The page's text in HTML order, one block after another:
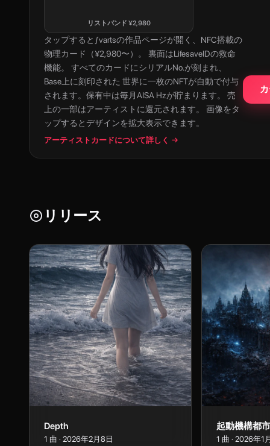
リストバンド ¥2,980
タップすると ∫vartsの作品ページが開く、NFC搭載の
物理カード（¥2,980〜）。 裏面はLifesaveIDの救命
機能。 すべてのカードにシリアルNo.が刻まれ、
Base上に刻印された 世界に一枚のNFTが自動で付与
されます。保有中は毎月AISA Hzが貯まります。 売
上の一部はアーティストに還元されます。 画像をタ
ップするとデザインを拡大表示できます。
アーティストカードについて詳しく →
リリース
Depth
1 曲 · 2026年2月8日
起動機構都市
1 曲 · 2026年1